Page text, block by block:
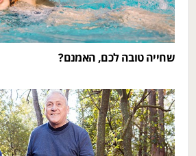
שחייה טובה לכם, האמנם?